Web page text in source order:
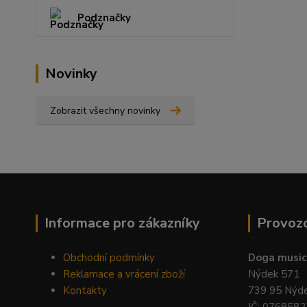
Podznačky
Novinky
Zobrazit všechny novinky
Informace pro zákazníky
Obchodní podmínky
Reklamace a vrácení zboží
Kontakty
Doga
Nýdek 571
739 95